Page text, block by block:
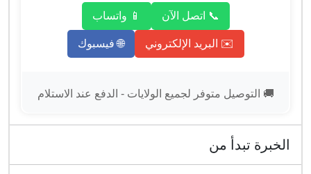
📞 اتصل الآن 📱 واتساب
✉️ البريد الإلكتروني 🌐 فيسبوك
🚚 التوصيل متوفر لجميع الولايات - الدفع عند الاستلام
الخبرة تبدأ من